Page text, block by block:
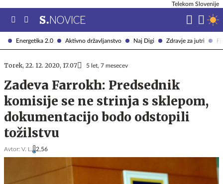
Energetika 2.0 Aktivno državljanstvo Naj Digi Zdravje za jutri
Telekom Slovenije
Torek, 22. 12. 2020, 17.07 5 let, 7 mesecev
Zadeva Farrokh: Predsednik
komisije se ne strinja s sklepom,
dokumentacijo bodo odstopili
tožilstvu
Avtor: V. L. 2,56